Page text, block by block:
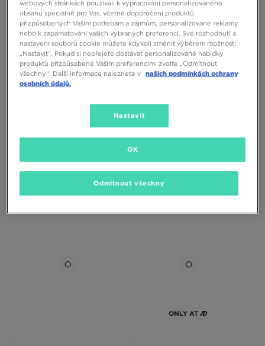
4190 Kč
3390 Kč
4190 Kč
ONLY AT
webových stránkách používali k vypracování personalizovaného
obsahu speciálně pro Vás, včetně doporučení produktů
přizpůsobených Vašim potřebám a zájmům, personalizované reklamy
nebo k zapamatování vašich vybraných preferencí. Své rozhodnutí a
nastavení souborů cookie můžete kdykoli změnit výběrem možnosti
„Nastavit“. Pokud si nepřejete dostávat personalizované nabídky
produktů přizpůsobené Vašim preferencím, zvolte „Odmítnout
všechny“. Další informace naleznete v našich podmínkách ochrany
osobních údajů.
Nastavit
Odmítnout všechny
OK